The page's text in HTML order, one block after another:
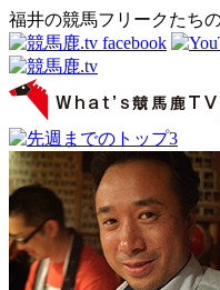
福井の競馬フリークたち